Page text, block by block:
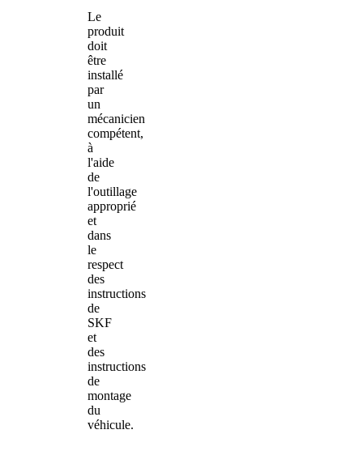
Le
produit
doit
être
installé
par
un
mécanicien
compétent,
à
l'aide
de
l'outillage
approprié
et
dans
le
respect
des
instructions
de
SKF
et
des
instructions
de
montage
du
véhicule.